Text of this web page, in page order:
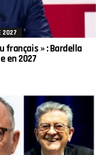
2027
français » : Bardella
en 2027